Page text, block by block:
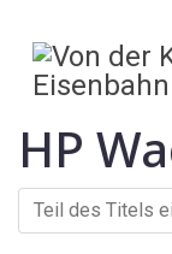
HP
Teil des Titels eingeben